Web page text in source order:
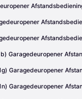
Garagedeuropener
Garagedeuropener
Garagedeuropener